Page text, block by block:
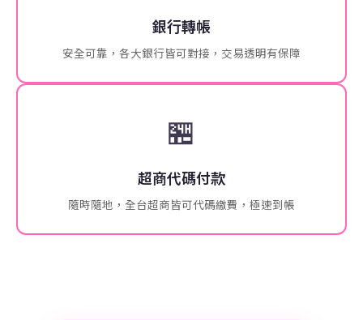
銀行轉帳
安全可靠，各大銀行皆可對接，交易透明有保障
🏪
超商代碼付款
隨時隨地，全台超商皆可代碼繳費，極速到帳